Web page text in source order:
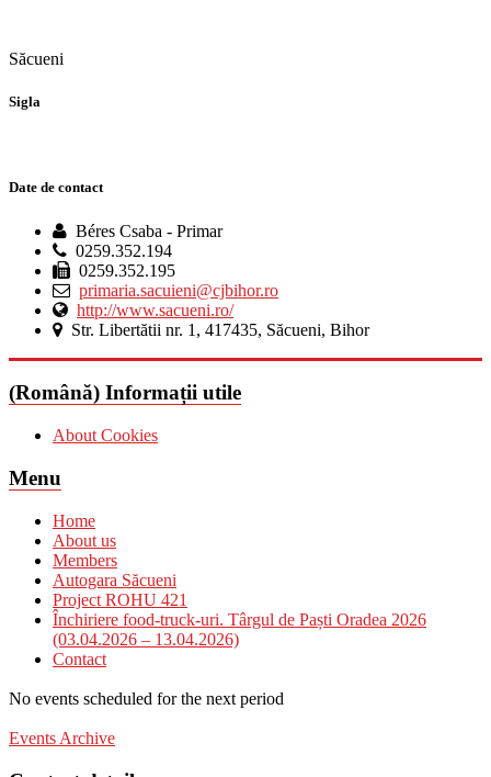
Săcueni
Sigla
Date de contact
Béres Csaba - Primar
0259.352.194
0259.352.195
primaria.sacuieni@cjbihor.ro
http://www.sacueni.ro/
Str. Libertătii nr. 1, 417435, Săcueni, Bihor
(Română) Informații utile
About Cookies
Menu
Home
About us
Members
Autogara Săcueni
Project ROHU 421
Închiriere food-truck-uri. Târgul de Paști Oradea 2026
(03.04.2026 – 13.04.2026)
Contact
No events scheduled for the next period
Events Archive